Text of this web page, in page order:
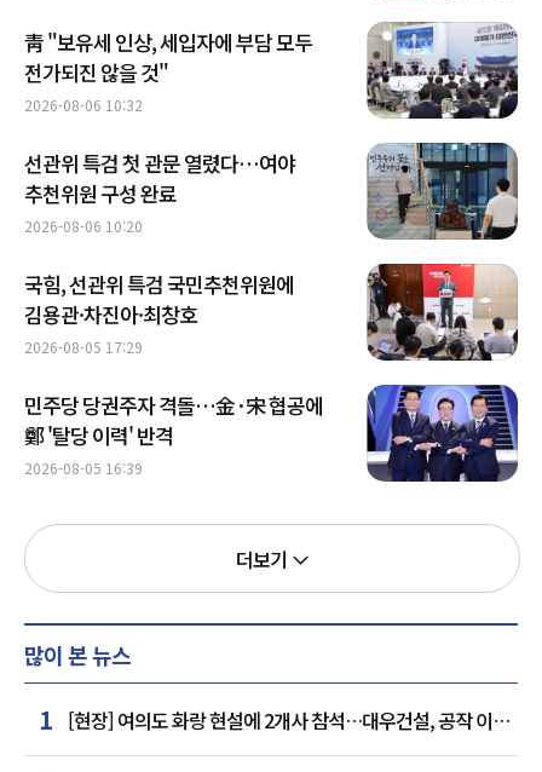
靑 "보유세 인상, 세입자에 부담 모두
전가되진 않을 것"
2026-08-06 10:32
선관위 특검 첫 관문 열렸다…여야
추천위원 구성 완료
2026-08-06 10:20
국힘, 선관위 특검 국민추천위원에
김용관·차진아·최창호
2026-08-05 17:29
민주당 당권주자 격돌…金·宋 협공에
鄭 '탈당 이력' 반격
2026-08-05 16:39
더보기
많이 본 뉴스
1 [현장] 여의도 화랑 현설에 2개사 참석…대우건설, 공작 이어
추가 거점 확보하나